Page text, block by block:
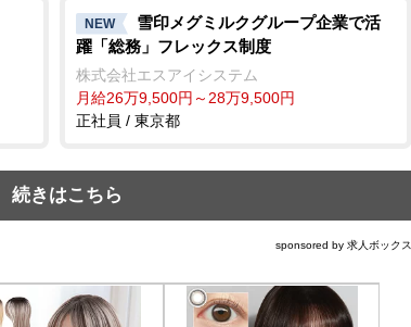
NEW
雪印メグミルクグループ企業で活
躍「総務」フレックス制度
株式会社エスアイシステム
月給26万9,500円～28万9,500円
正社員 / 東京都
続きはこちら
sponsored by 求人ボックス